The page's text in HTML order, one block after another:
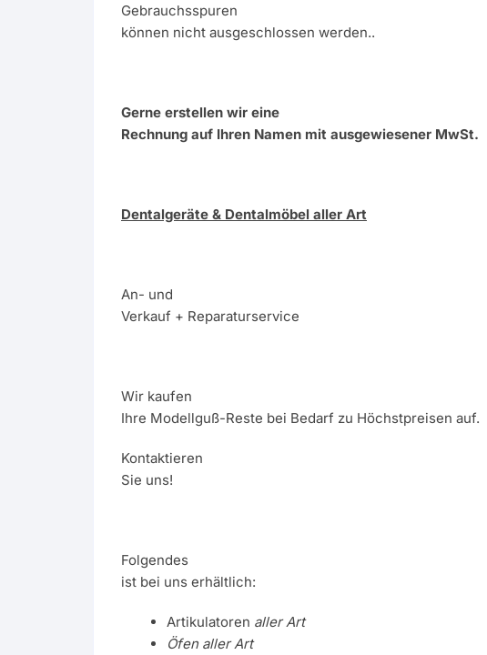
Gebrauchsspuren
können nicht ausgeschlossen werden..
Gerne erstellen wir eine
Rechnung auf Ihren Namen mit ausgewiesener MwSt.
Dentalgeräte & Dentalmöbel aller Art
An- und
Verkauf + Reparaturservice
Wir kaufen
Ihre Modellguß-Reste bei Bedarf zu Höchstpreisen auf.
Kontaktieren
Sie uns!
Folgendes
ist bei uns erhältlich:
Artikulatoren aller Art
Öfen aller Art